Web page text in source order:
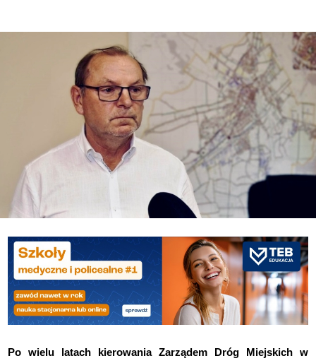
Po wielu latach kierowania Zarządem Dróg Miejskich w